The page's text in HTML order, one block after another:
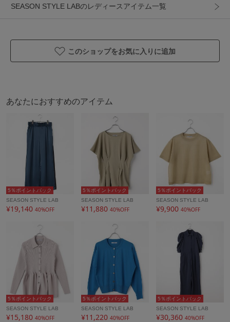
SEASON STYLE LABのレディースアイテム一覧
このショップをお気に入りに追加
あなたにおすすめのアイテム
5％ポイントバック
SEASON STYLE LAB
¥19,140 40%OFF
5％ポイントバック
SEASON STYLE LAB
¥11,880 40%OFF
5％ポイントバック
SEASON STYLE LAB
¥9,900 40%OFF
5％ポイントバック
SEASON STYLE LAB
¥15,180 40%OFF
5％ポイントバック
SEASON STYLE LAB
¥11,220 40%OFF
5％ポイントバック
SEASON STYLE LAB
¥30,360 40%OFF